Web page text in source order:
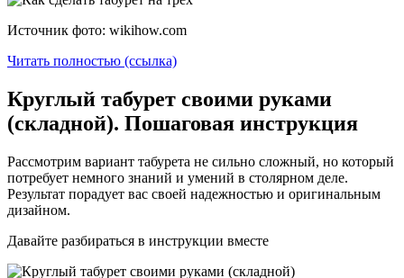
Источник фото: wikihow.com
Читать полностью (ссылка)
Круглый табурет своими руками
(складной). Пошаговая инструкция
Рассмотрим вариант табурета не сильно сложный, но который
потребует немного знаний и умений в столярном деле.
Результат порадует вас своей надежностью и оригинальным
дизайном.
Давайте разбираться в инструкции вместе